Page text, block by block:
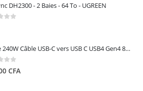
DH2300 - 2 Baies - 64 To - UGREEN
Câble 240W Câble USB-C vers USB C USB4 Gen4 80Gbps pour Thunderbolt 5/4/3, Premium 18K double écran triple 4K PD3.1 - UGREEN
of 5CFA